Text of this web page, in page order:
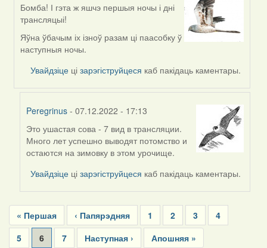
In
reply
to
by
Бомба! І гэта ж яшчэ першыя ночы і дні
трансляцыі!
Яўна ўбачым іх ізноў разам ці паасобку ў
наступныя ночы.
Увайдзіце цізарэгіструйцеся каб пакідаць каментары.
Peregrinus - 07.12.2022 - 17:13
In
reply
to
by
Harrier
Это ушастая сова - 7 вид в трансляции.
Много лет успешно выводят потомство и
остаются на зимовку в этом урочище.
Увайдзіце цізарэгіструйцеся каб пакідаць каментары.
Pagination
First
page
« Першая
Previous
page
‹ Папярэдняя Page
1 Page
2 Page
3 Page
4
Page
5
Current
6 Page
7
Next
Наступная ›
Last
Апошняя »